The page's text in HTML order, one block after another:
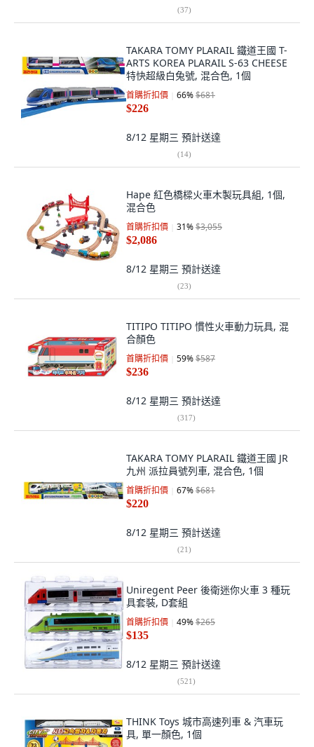
(37)
TAKARA TOMY PLARAIL 鐵道王國 T-
ARTS KOREA PLARAIL S-63 CHEESE
特快超級白兔號, 混合色, 1個
首購折扣價 66%$681
$226
8/12 星期三 預計送達
(14)
Hape 紅色橋樑火車木製玩具組, 1個,
混合色
首購折扣價 31%$3,055
$2,086
8/12 星期三 預計送達
(23)
TITIPO TITIPO 慣性火車動力玩具, 混
合顏色
首購折扣價 59%$587
$236
8/12 星期三 預計送達
(317)
TAKARA TOMY PLARAIL 鐵道王國 JR
九州 派拉員號列車, 混合色, 1個
首購折扣價 67%$681
$220
8/12 星期三 預計送達
(21)
Uniregent Peer 後衛迷你火車 3 種玩
具套裝, D套組
首購折扣價 49%$265
$135
8/12 星期三 預計送達
(521)
THINK Toys 城市高速列車 & 汽車玩
具, 單一顏色, 1個